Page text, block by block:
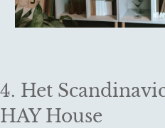
4. Het
HAY House